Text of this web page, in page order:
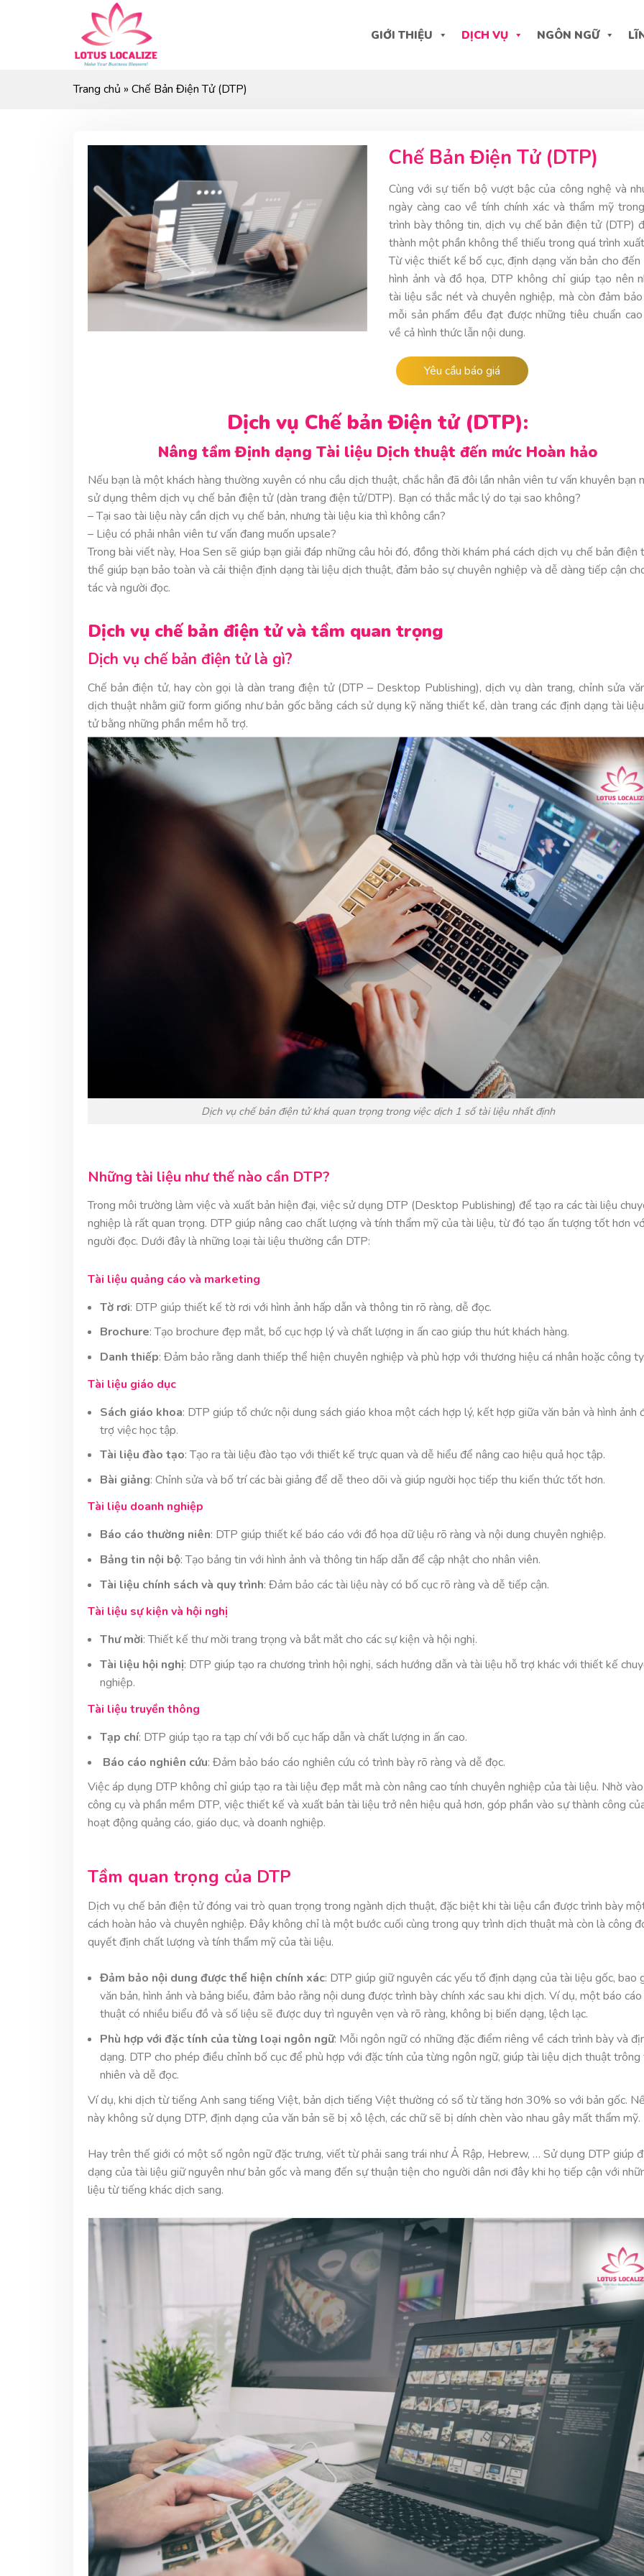
GIỚI THIỆU DỊCH VỤ NGÔN NGỮ
Trang chủ » Chế Bản Điện Tử (DTP)
Chế Bản Điện Tử (DTP)
Cùng với sự tiến bộ vượt bậc của công nghệ và
ngày càng cao về tính chính xác và thẩm mỹ
trình bày thông tin, dịch vụ chế bản điện tử (DTP)
thành một phần không thể thiếu trong quá trình
Từ việc thiết kế bố cục, định dạng văn bản cho
hình ảnh và đồ họa, DTP không chỉ giúp tạo nên
tài liệu sắc nét và chuyên nghiệp, mà còn đảm
mỗi sản phẩm đều đạt được những tiêu chuẩn
về cả hình thức lẫn nội dung.
Yêu cầu báo giá
Dịch vụ Chế bản Điện tử (DTP):
Nâng tầmĐịnh dạngTài liệu Dịch thuật đến mức Hoàn hảo
Nếu bạn là một khách hàng thường xuyên có nhu cầu dịch thuật, chắc hẳn đã đôi lần nhân viên tư vấn khuyên bạn
sử dụng thêm dịch vụ chế bản điện tử (dàn trang điện tử/DTP). Bạn có thắc mắc lý do tại sao không?
– Tại sao tài liệu này cần dịch vụ chế bản, nhưng tài liệu kia thì không cần?
– Liệu có phải nhân viên tư vấn đang muốn upsale?
Trong bài viết này, Hoa Sen sẽ giúp bạn giải đáp những câu hỏi đó, đồng thời khám phá cách dịch vụ chế bản điện
thể giúp bạn bảo toàn và cải thiện định dạng tài liệu dịch thuật, đảm bảo sự chuyên nghiệp và dễ dàng tiếp cận
tác và người đọc.
Dịch vụ chế bản điện tử và tầm quan trọng
Dịch vụ chế bản điện tử là gì?
Chế bản điện tử, hay còn gọi là dàn trang điện tử (DTP – Desktop Publishing), dịch vụ dàn trang, chỉnh sửa
dịch thuật nhằm giữ form giống như bản gốc bằng cách sử dụng kỹ năng thiết kế, dàn trang các định dạng tài
tử bằng những phần mềm hỗ trợ.
Dịch vụ chế bản điện tử khá quan trọng trong việc dịch 1 số tài liệu nhất định
Những tài liệu như thế nào cần DTP?
Trong môi trường làm việc và xuất bản hiện đại, việc sử dụng DTP (Desktop Publishing) để tạo ra các tài liệu
nghiệp là rất quan trọng. DTP giúp nâng cao chất lượng và tính thẩm mỹ của tài liệu, từ đó tạo ấn tượng tốt hơn
người đọc. Dưới đây là những loại tài liệu thường cần DTP:
Tài liệu quảng cáo và marketing
Tờ rơi: DTP giúp thiết kế tờ rơi với hình ảnh hấp dẫn và thông tin rõ ràng, dễ đọc.
Brochure: Tạo brochure đẹp mắt, bố cục hợp lý và chất lượng in ấn cao giúp thu hút khách hàng.
Danh thiếp: Đảm bảo rằng danh thiếp thể hiện chuyên nghiệp và phù hợp với thương hiệu cá nhân hoặc công ty.
Tài liệu giáo dục
Sách giáo khoa: DTP giúp tổ chức nội dung sách giáo khoa một cách hợp lý, kết hợp giữa văn bản và hình ảnh
trợ việc học tập.
Tài liệu đào tạo: Tạo ra tài liệu đào tạo với thiết kế trực quan và dễ hiểu để nâng cao hiệu quả học tập.
Bài giảng: Chỉnh sửa và bố trí các bài giảng để dễ theo dõi và giúp người học tiếp thu kiến thức tốt hơn.
Tài liệu doanh nghiệp
Báo cáo thường niên: DTP giúp thiết kế báo cáo với đồ họa dữ liệu rõ ràng và nội dung chuyên nghiệp.
Bảng tin nội bộ: Tạo bảng tin với hình ảnh và thông tin hấp dẫn để cập nhật cho nhân viên.
Tài liệu chính sách và quy trình: Đảm bảo các tài liệu này có bố cục rõ ràng và dễ tiếp cận.
Tài liệu sự kiện và hội nghị
Thư mời: Thiết kế thư mời trang trọng và bắt mắt cho các sự kiện và hội nghị.
Tài liệu hội nghị: DTP giúp tạo ra chương trình hội nghị, sách hướng dẫn và tài liệu hỗ trợ khác với thiết kế
nghiệp.
Tài liệu truyền thông
Tạp chí: DTP giúp tạo ra tạp chí với bố cục hấp dẫn và chất lượng in ấn cao.
Báo cáo nghiên cứu: Đảm bảo báo cáo nghiên cứu có trình bày rõ ràng và dễ đọc.
Việc áp dụng DTP không chỉ giúp tạo ra tài liệu đẹp mắt mà còn nâng cao tính chuyên nghiệp của tài liệu. Nhờ
công cụ và phần mềm DTP, việc thiết kế và xuất bản tài liệu trở nên hiệu quả hơn, góp phần vào sự thành công
hoạt động quảng cáo, giáo dục, và doanh nghiệp.
Tầm quan trọng của DTP
Dịch vụ chế bản điện tử đóng vai trò quan trọng trong ngành dịch thuật, đặc biệt khi tài liệu cần được trình bày
cách hoàn hảo và chuyên nghiệp. Đây không chỉ là một bước cuối cùng trong quy trình dịch thuật mà còn là công
quyết định chất lượng và tính thẩm mỹ của tài liệu.
Đảm bảo nội dung được thể hiện chính xác: DTP giúp giữ nguyên các yếu tố định dạng của tài liệu gốc, bao
văn bản, hình ảnh và bảng biểu, đảm bảo rằng nội dung được trình bày chính xác sau khi dịch. Ví dụ, một báo
thuật có nhiều biểu đồ và số liệu sẽ được duy trì nguyên vẹn và rõ ràng, không bị biến dạng, lệch lạc.
Phù hợp với đặc tính của từng loại ngôn ngữ: Mỗi ngôn ngữ có những đặc điểm riêng về cách trình bày và
dạng. DTP cho phép điều chỉnh bố cục để phù hợp với đặc tính của từng ngôn ngữ, giúp tài liệu dịch thuật
nhiên và dễ đọc.
Ví dụ, khi dịch từ tiếng Anh sang tiếng Việt, bản dịch tiếng Việt thường có số từ tăng hơn 30% so với bản gốc.
này không sử dụng DTP, định dạng của văn bản sẽ bị xô lệch, các chữ sẽ bị dính chèn vào nhau gây mất thẩm mỹ.
Hay trên thế giới có một số ngôn ngữ đặc trưng, viết từ phải sang trái như Ả Rập, Hebrew, … Sử dụng DTP giúp
dạng của tài liệu giữ nguyên như bản gốc và mang đến sự thuận tiện cho người dân nơi đây khi họ tiếp cận với
liệu từ tiếng khác dịch sang.